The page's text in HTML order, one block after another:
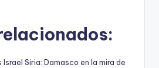
Siria: Damasco en la mira de